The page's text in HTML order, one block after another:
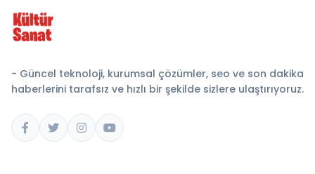
- Güncel teknoloji, kurumsal çözümler, seo ve son dakika
haberlerini tarafsız ve hızlı bir şekilde sizlere ulaştırıyoruz.